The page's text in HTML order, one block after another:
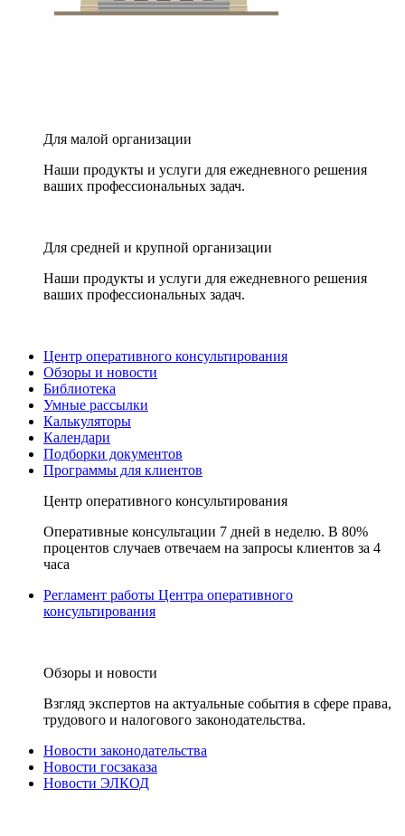
Для малой организации
Наши продукты и услуги для ежедневного решения
ваших профессиональных задач.
Для средней и крупной организации
Наши продукты и услуги для ежедневного решения
ваших профессиональных задач.
Центр оперативного консультирования
Обзоры и новости
Библиотека
Умные рассылки
Калькуляторы
Календари
Подборки документов
Программы для клиентов
Центр оперативного консультирования
Оперативные консультации 7 дней в неделю. В 80%
процентов случаев отвечаем на запросы клиентов за 4
часа
Регламент работы Центра оперативного
консультирования
Обзоры и новости
Взгляд экспертов на актуальные события в сфере права,
трудового и налогового законодательства.
Новости законодательства
Новости госзаказа
Новости ЭЛКОД